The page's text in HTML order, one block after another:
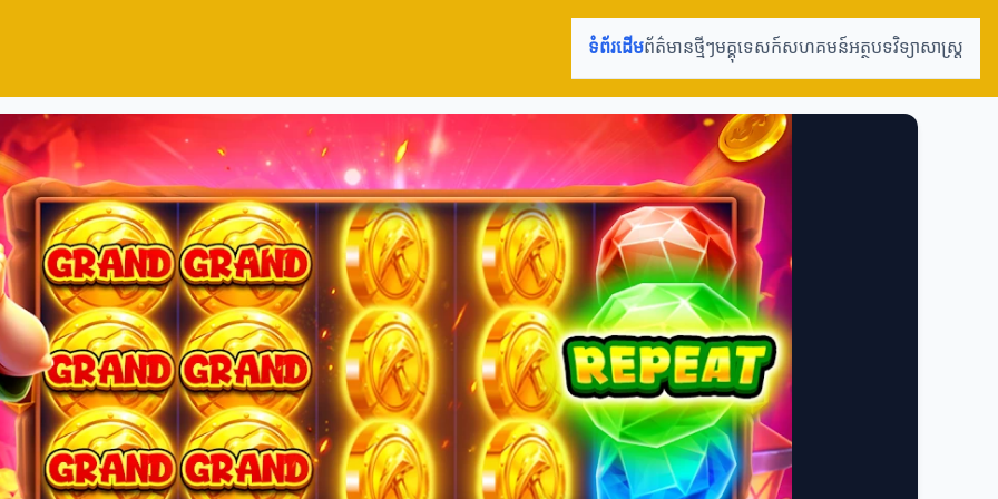
ទំព័រដើមព័ត៌មានថ្មីៗមគ្គុទេសក៍សហគមន៍អត្ថបទវិទ្យាសាស្រ្ត